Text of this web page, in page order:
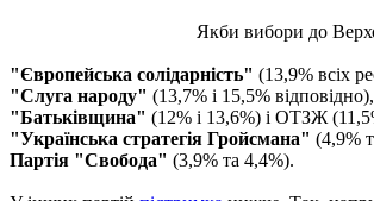
Якби вибори до
"Європейська солідарність" (13,9% всіх
"Слуга народу" (13,7% і 15,5% відповідно),
"Батьківщина" (12% і 13,6%) і ОТЗЖ
"Українська стратегія Гройсмана" (4,9%
Партія "Свобода" (3,9% та 4,4%).